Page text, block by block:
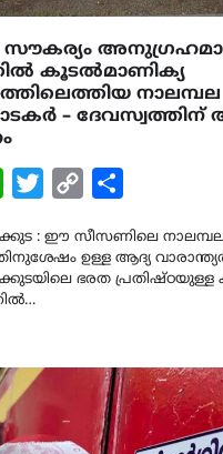
സൗകര്യം
കൂടൽമാണിക്യ
നാലമ്പല
– ദേവസ്വത്തിന്
WhatsAppTwitterCopy
: ഈ സീസണിലെ
ഉള്ള ആദ്യ
ഭരത